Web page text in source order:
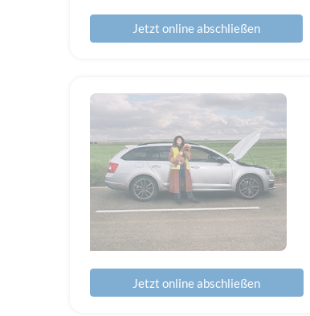
Jetzt online abschließen
Jetzt online abschließen